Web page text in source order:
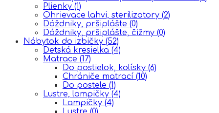
Plienky (1)
Ohrievace lahvi, sterilizatory (2)
Dáždniky, pršiplášte (0)
Dáždniky, pršiplášte, čižmy (0)
Nábytok do izbičky (52)
Detská kresielka (4)
Matrace (17)
Do postielok, kolísky (6)
Chrániče matrací (10)
Do postele (1)
Lustre, lampičky (4)
Lampičky (4)